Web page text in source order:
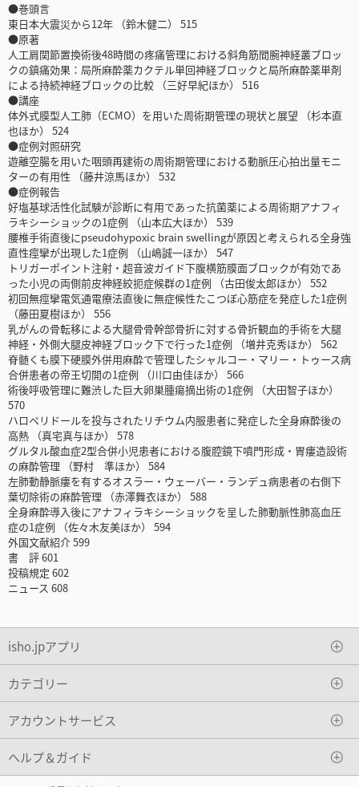
●巻頭言
東日本大震災から12年 （鈴木健二） 515
●原著
人工肩関節置換術後48時間の疼痛管理における斜角筋間腕神経叢ブロッ
クの鎮痛効果：局所麻酔薬カクテル単回神経ブロックと局所麻酔薬単剤
による持続神経ブロックの比較 （三好早紀ほか） 516
●講座
体外式膜型人工肺（ECMO）を用いた周術期管理の現状と展望 （杉本直
也ほか） 524
●症例対照研究
遊離空腸を用いた咽頭再建術の周術期管理における動脈圧心拍出量モニ
ターの有用性 （藤井涼馬ほか） 532
●症例報告
好塩基球活性化試験が診断に有用であった抗菌薬による周術期アナフィ
ラキシーショックの1症例 （山本広大ほか） 539
腰椎手術直後にpseudohypoxic brain swellingが原因と考えられる全身強
直性痙攣が出現した1症例 （山嶋誠一ほか） 547
トリガーポイント注射・超音波ガイド下腹横筋膜面ブロックが有効であ
った小児の両側前皮神経絞扼症候群の1症例 （古田俊太郎ほか） 552
初回無痙攣電気通電療法直後に無症候性たこつぼ心筋症を発症した1症例
（藤田夏樹ほか） 556
乳がんの骨転移による大腿骨骨幹部骨折に対する骨折観血的手術を大腿
神経・外側大腿皮神経ブロック下で行った1症例 （増井克秀ほか） 562
脊髄くも膜下硬膜外併用麻酔で管理したシャルコー・マリー・トゥース病
合併患者の帝王切開の1症例 （川口由佳ほか） 566
術後呼吸管理に難渋した巨大卵巣腫瘍摘出術の1症例 （大田智子ほか）
570
ハロペリドールを投与されたリチウム内服患者に発症した全身麻酔後の
高熱 （真宅真与ほか） 578
グルタル酸血症2型合併小児患者における腹腔鏡下噴門形成・胃瘻造設術
の麻酔管理 （野村 準ほか） 584
左肺動静脈瘻を有するオスラー・ウェーバー・ランデュ病患者の右側下
葉切除術の麻酔管理 （赤澤舞衣ほか） 588
全身麻酔導入後にアナフィラキシーショックを呈した肺動脈性肺高血圧
症の1症例 （佐々木友美ほか） 594
外国文献紹介 599
書 評 601
投稿規定 602
ニュース 608
isho.jpアプリ
カテゴリー
アカウントサービス
ヘルプ＆ガイド